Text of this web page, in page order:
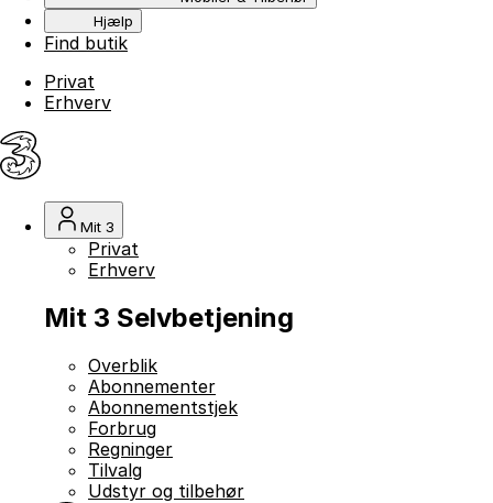
Hjælp
Find butik
Privat
Erhverv
Mit 3
Privat
Erhverv
Mit 3 Selvbetjening
Overblik
Abonnementer
Abonnementstjek
Forbrug
Regninger
Tilvalg
Udstyr og tilbehør